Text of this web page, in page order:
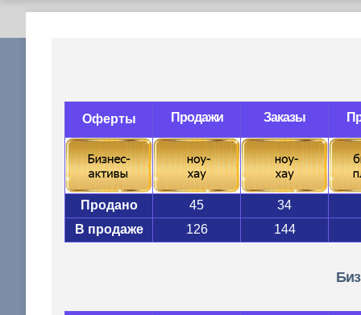
Оферты Продажи Заказы
Продано 45
34
В продаже
126 144